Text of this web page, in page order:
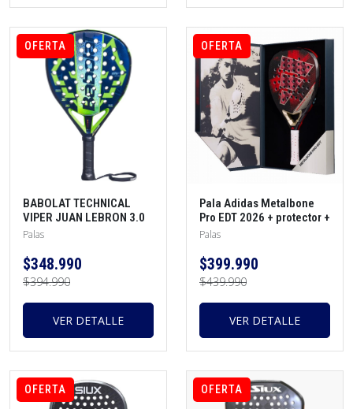
OFERTA
BABOLAT TECHNICAL
VIPER JUAN LEBRON 3.0
AZUL 2026 + protector +
Palas
$348.990
$394.990
VER DETALLE
OFERTA
Pala Adidas Metalbone
Pro EDT 2026 + protector +
overgrip
Palas
$399.990
$439.990
VER DETALLE
OFERTA OFERTA